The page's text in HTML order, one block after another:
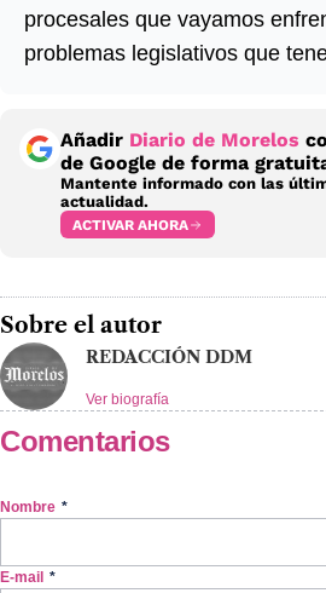
procesales que vayamos
problemas legislativos que
Añadir Diario de Morelos
de Google de forma
Mantente informado con las
actualidad.
ACTIVAR AHORA
Sobre el autor
REDACCIÓN DDM
Ver biografía
Comentarios
Nombre *
E-mail *